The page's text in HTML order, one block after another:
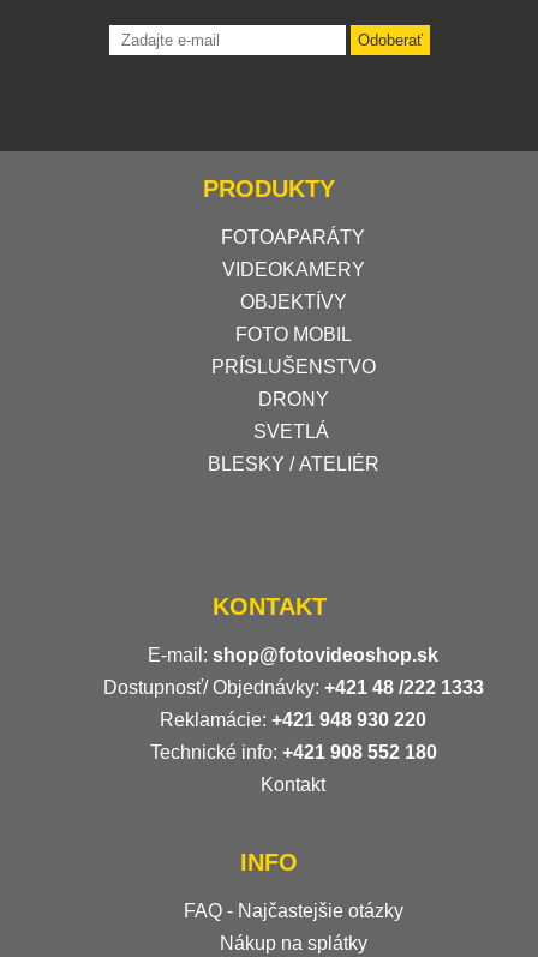
Odoberať
PRODUKTY
FOTOAPARÁTY
VIDEOKAMERY
OBJEKTÍVY
FOTO MOBIL
PRÍSLUŠENSTVO
DRONY
SVETLÁ
BLESKY / ATELIÉR
KONTAKT
E-mail: shop@fotovideoshop.sk
Dostupnosť/ Objednávky: +421 48 /222 1333
Reklamácie: +421 948 930 220
Technické info: +421 908 552 180
Kontakt
INFO
FAQ - Najčastejšie otázky
Nákup na splátky